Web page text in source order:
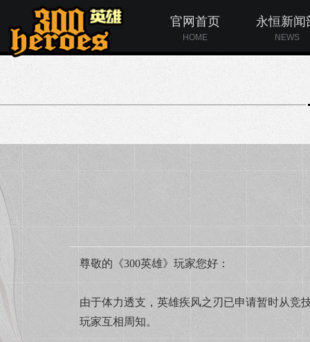
官网首页
HOME
永恒新闻
NEWS
尊敬的《300英雄》玩家您好：
由于体力透支，英雄疾风之刃已申请暂时从竞
玩家互相周知。